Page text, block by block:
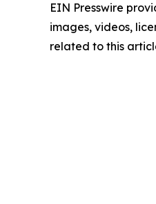
EIN Presswire
images, videos,
related to this